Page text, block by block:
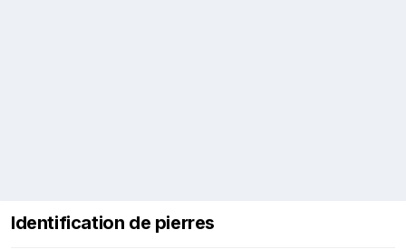
Identification de pierres